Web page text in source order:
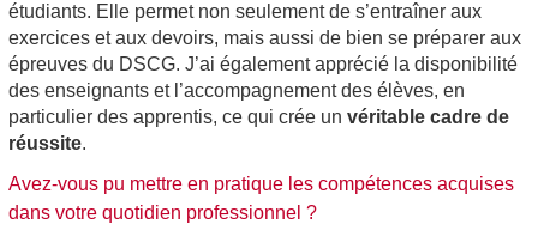
étudiants. Elle permet non seulement de s’entraîner aux
exercices et aux devoirs, mais aussi de bien se préparer aux
épreuves du DSCG. J’ai également apprécié la disponibilité
des enseignants et l’accompagnement des élèves, en
particulier des apprentis, ce qui crée un véritable cadre de
réussite.
Avez-vous pu mettre en pratique les compétences acquises
dans votre quotidien professionnel ?